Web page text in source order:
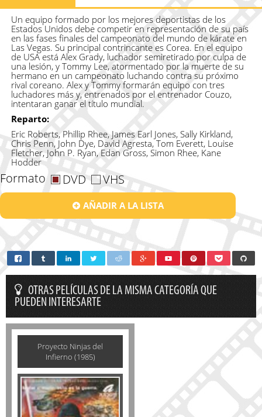
Un equipo formado por los mejores deportistas de los
Estados Unidos debe competir en representación de su país
en las fases finales del campeonato del mundo de kárate en
Las Vegas. Su principal contrincante es Corea. En el equipo
de USA está Alex Grady, luchador semiretirado por culpa de
una lesión, y Tommy Lee, atormentado por la muerte de su
hermano en un campeonato luchando contra su próximo
rival coreano. Alex y Tommy formarán equipo con tres
luchadores más y, entrenados por el entrenador Couzo,
intentaran ganar el título mundial.
Reparto:
Eric Roberts, Phillip Rhee, James Earl Jones, Sally Kirkland,
Chris Penn, John Dye, David Agresta, Tom Everett, Louise
Fletcher, John P. Ryan, Edan Gross, Simon Rhee, Kane
Hodder
Formato DVD VHS
AÑADIR A LA LISTA
OTRAS PELÍCULAS DE LA MISMA CATEGORÍA QUE
PUEDEN INTERESARTE
Proyecto Ninjas del
Infierno (1985)